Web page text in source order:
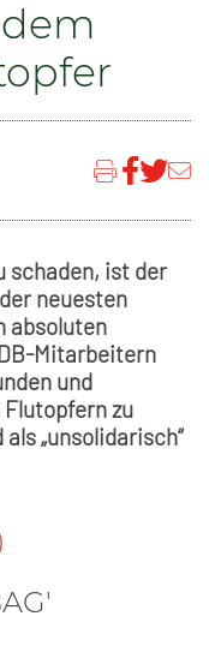
schaden, ist der
neuesten
absoluten
Mitarbeitern
und
Flutopfern zu
„unsolidarisch“